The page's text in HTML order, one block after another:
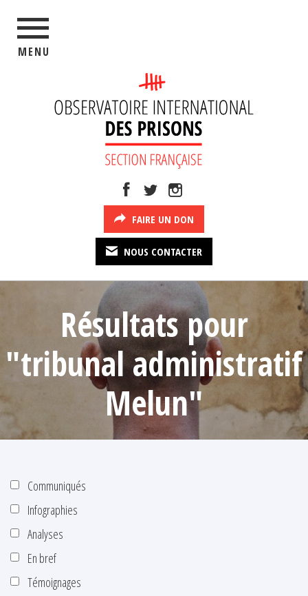
MENU
FAIRE UN DON
NOUS CONTACTER
Résultats pour
"tribunal administratif
Melun"
Communiqués
Infographies
Analyses
En bref
Témoignages